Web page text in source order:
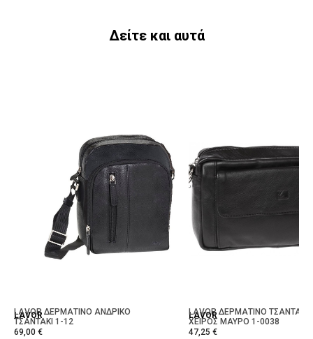
Δείτε και αυτά
LAVOR
LAVOR ΔΕΡΜΑΤΙΝΟ ΑΝΔΡΙΚΟ
ΤΣΑΝΤΑΚΙ 1-12
69,00 €
LAVOR
LAVOR ΔΕΡΜΑΤΙΝΟ ΤΣΑΝΤΑΚΙ
ΧΕΙΡΟΣ ΜΑΥΡΟ 1-0038
47,25 €